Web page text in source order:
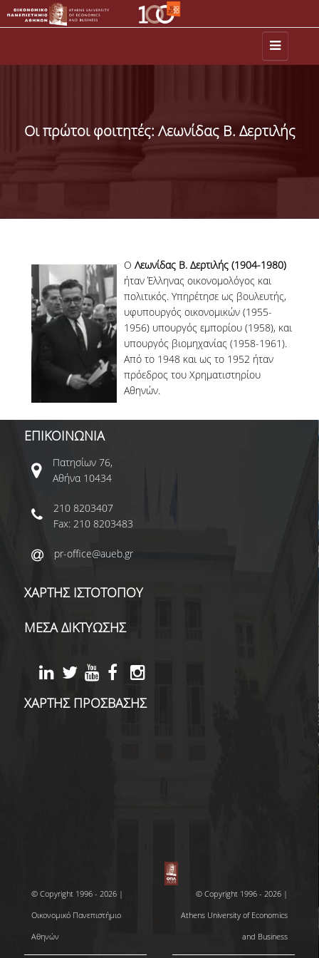
ΙΣΤΟΡΙΑ
ΑΠΟΦΟΙΤΟΙ
Οι πρώτοι φοιτητές: Λεωνίδας Β. Δερτιλής
Ο Λεωνίδας B. Δερτιλής (1904-1980)
ήταν Έλληνας οικονομολόγος και
πολιτικός. Υπηρέτησε ως βουλευτής,
υφυπουργός οικονομικών (1955-
1956) υπουργός εμπορίου (1958), και
υπουργός βιομηχανίας (1958-1961).
Από το 1948 και ως το 1952 ήταν
πρόεδρος του Χρηματιστηρίου
Αθηνών.
ΕΠΙΚΟΙΝΩΝΙΑ
Πατησίων 76,
Αθήνα 10434
210 8203407
Fax: 210 8203483
pr-office@aueb.gr
ΧΑΡΤΗΣ ΙΣΤΟΤΟΠΟΥ
ΜΕΣΑ ΔΙΚΤΥΩΣΗΣ
ΧΑΡΤΗΣ ΠΡΟΣΒΑΣΗΣ
© Copyright 1996 - 2026 |
Οικονομικό Πανεπιστήμιο
Αθηνών
© Copyright 1996 - 2026 |
Athens University of Economics
and Business